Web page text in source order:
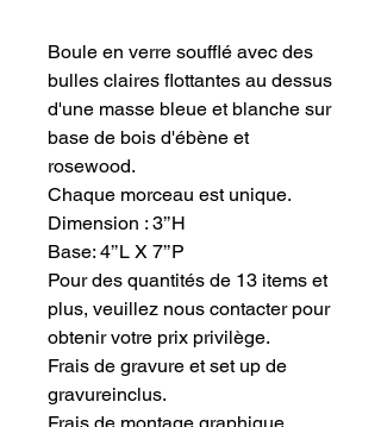
Boule en verre soufflé avec des
bulles claires flottantes au dessus
d'une masse bleue et blanche sur
base de bois d'ébène et
rosewood.
Chaque morceau est unique.
Dimension : 3’’H
Base: 4’’L X 7’’P
Pour des quantités de 13 items et
plus, veuillez nous contacter pour
obtenir votre prix privilège.
Frais de gravure et set up de
gravureinclus.